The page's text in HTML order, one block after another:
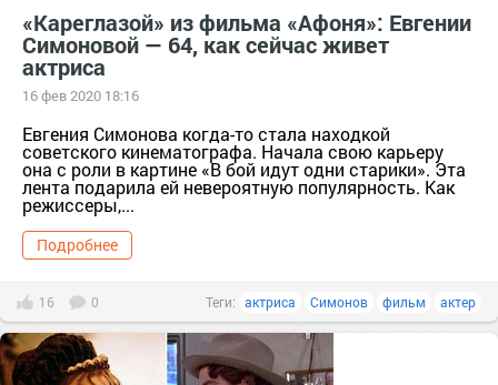
«Кареглазой» из фильма «Афоня»: Евгении
Симоновой — 64, как сейчас живет
актриса
16 фев 2020 18:16
Евгения Симонова когда-то стала находкой
советского кинематографа. Начала свою карьеру
она с роли в картине «В бой идут одни старики». Эта
лента подарила ей невероятную популярность. Как
режиссеры,...
Подробнее
16 0 Теги: актриса Симонов фильм актер